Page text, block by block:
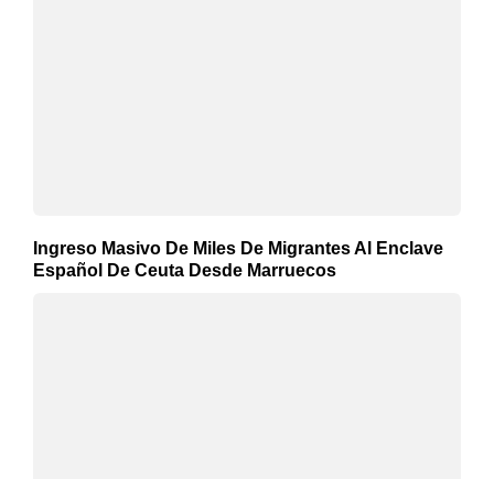
Ingreso Masivo De Miles De Migrantes Al Enclave
Español De Ceuta Desde Marruecos